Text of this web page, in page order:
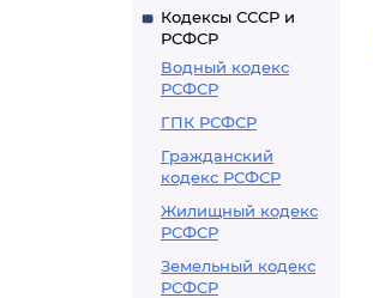
Кодексы СССР и
РСФСР
Водный кодекс
РСФСР
ГПК РСФСР
Гражданский
кодекс РСФСР
Жилищный кодекс
РСФСР
Земельный кодекс
РСФСР